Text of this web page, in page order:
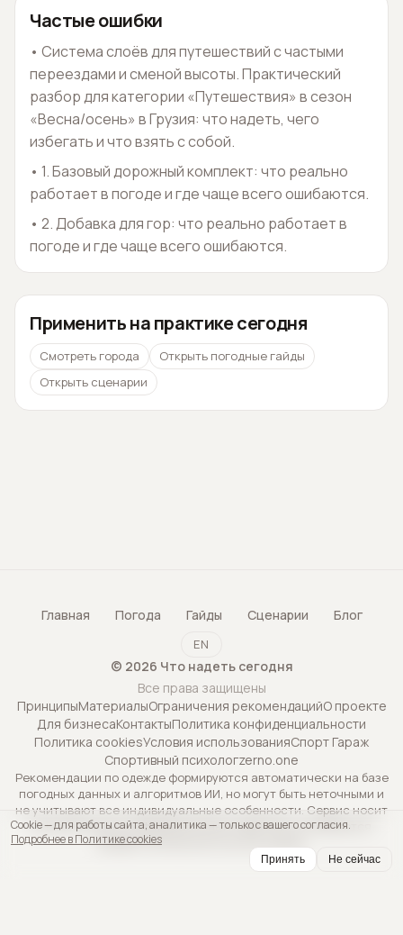
Частые ошибки
• Система слоёв для путешествий с частыми
переездами и сменой высоты. Практический
разбор для категории «Путешествия» в сезон
«Весна/осень» в Грузия: что надеть, чего
избегать и что взять с собой.
• 1. Базовый дорожный комплект: что реально
работает в погоде и где чаще всего ошибаются.
• 2. Добавка для гор: что реально работает в
погоде и где чаще всего ошибаются.
Применить на практике сегодня
Смотреть города
Открыть погодные гайды
Открыть сценарии
Главная Погода Гайды Сценарии Блог
EN
© 2026 Что надеть сегодня
Все права защищены
ПринципыМатериалыОграничения рекомендацийО проекте
Для бизнесаКонтактыПолитика конфиденциальности
Политика cookiesУсловия использованияСпорт Гараж
Спортивный психологzerno.one
Рекомендации по одежде формируются автоматически на базе
погодных данных и алгоритмов ИИ, но могут быть неточными и
не учитывают все индивидуальные особенности. Сервис носит
исключительно информационный характер и не является
профессиональной консультацией.
Cookie — для работы сайта, аналитика — только с вашего согласия.
Подробнее в Политике cookies
Принять Не сейчас